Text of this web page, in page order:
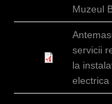
Muzeul
servicii
la
electrica